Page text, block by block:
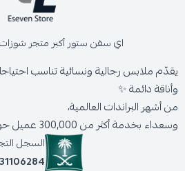
اي سفن ستور أكبر متجر
يقدّم ملابس رجالية ونسائية تناسب
وأناقة دائمة ✨
من أشهر البراندات العالمية،
وسعداء بخدمة أكثر من 300,000 عميل حول المملكة.
السجل